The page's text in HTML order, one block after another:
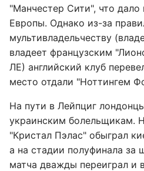
"Манчестер Сити", что дало
Европы. Однако из-за
мультивладельчеству
владеет французским
ЛЕ) английский клуб
место отдали "Ноттингем
На пути в Лейпциг
украинским болельщикам.
"Кристал Пэлас" обыграл
а на стадии полуфинала за
матча дважды переиграл и